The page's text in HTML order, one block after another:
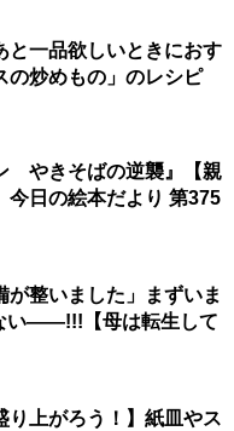
と一品欲しいときにおす
の炒めもの」のレシピ
やきそばの逆襲』【親
今日の絵本だより 第375
が整いました」まずいま
い――!!!【母は転生して
り上がろう！】紙皿やス